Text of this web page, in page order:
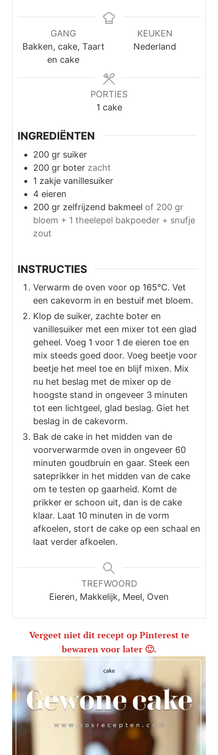
GANG
Bakken, cake, Taart
en cake
KEUKEN
Nederland
PORTIES
1 cake
INGREDIËNTEN
200 gr suiker
200 gr boter zacht
1 zakje vanillesuiker
4 eieren
200 gr zelfrijzend bakmeel of 200 gr
bloem + 1 theelepel bakpoeder + snufje
zout
INSTRUCTIES
Verwarm de oven voor op 165°C. Vet
een cakevorm in en bestuif met bloem.
Klop de suiker, zachte boter en
vanillesuiker met een mixer tot een glad
geheel. Voeg 1 voor 1 de eieren toe en
mix steeds goed door. Voeg beetje voor
beetje het meel toe en blijf mixen. Mix
nu het beslag met de mixer op de
hoogste stand in ongeveer 3 minuten
tot een lichtgeel, glad beslag. Giet het
beslag in de cakevorm.
Bak de cake in het midden van de
voorverwarmde oven in ongeveer 60
minuten goudbruin en gaar. Steek een
sateprikker in het midden van de cake
om te testen op gaarheid. Komt de
prikker er schoon uit, dan is de cake
klaar. Laat 10 minuten in de vorm
afkoelen, stort de cake op een schaal en
laat verder afkoelen.
TREFWOORD
Eieren, Makkelijk, Meel, Oven
Vergeet niet dit recept op Pinterest te
bewaren voor later 🙂.